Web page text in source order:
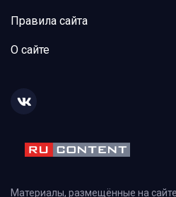
Правила сайта
О сайте
Материалы, размещённые на